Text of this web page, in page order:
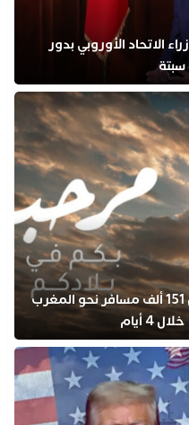
الاتحاد الأوروبي بدور
سبتة
عملية “مرحبا 2026”: عبور أزيد من 151 ألف مسافر نحو المغرب
أيام